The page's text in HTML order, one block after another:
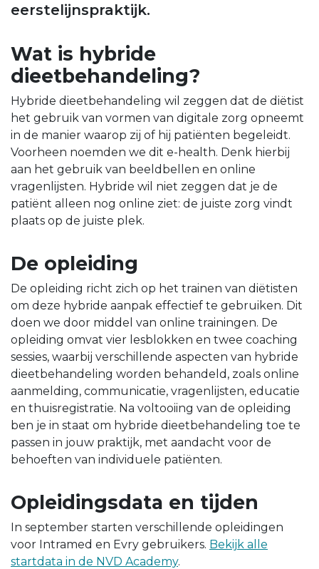
eerstelijnspraktijk.
Wat is hybride
dieetbehandeling?
Hybride dieetbehandeling wil zeggen dat de diëtist
het gebruik van vormen van digitale zorg opneemt
in de manier waarop zij of hij patiënten begeleidt.
Voorheen noemden we dit e-health. Denk hierbij
aan het gebruik van beeldbellen en online
vragenlijsten. Hybride wil niet zeggen dat je de
patiënt alleen nog online ziet: de juiste zorg vindt
plaats op de juiste plek.
De opleiding
De opleiding richt zich op het trainen van diëtisten
om deze hybride aanpak effectief te gebruiken. Dit
doen we door middel van online trainingen. De
opleiding omvat vier lesblokken en twee coaching
sessies, waarbij verschillende aspecten van hybride
dieetbehandeling worden behandeld, zoals online
aanmelding, communicatie, vragenlijsten, educatie
en thuisregistratie. Na voltooiing van de opleiding
ben je in staat om hybride dieetbehandeling toe te
passen in jouw praktijk, met aandacht voor de
behoeften van individuele patiënten.
Opleidingsdata en tijden
In september starten verschillende opleidingen
voor Intramed en Evry gebruikers. Bekijk alle
startdata in de NVD Academy.